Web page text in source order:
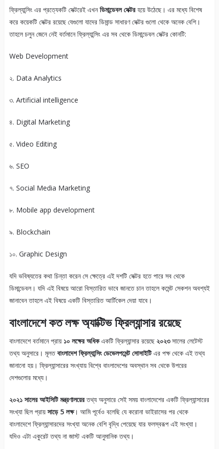
ফ্রিল্যান্সিং এর প্রত্যেকটি সেক্টরেই এখনডিমান্ডেবল সেক্টরহয়ে উঠেছে। এর মধ্যে বিশেষ
করে কয়েকটি সেক্টর রয়েছে যেগুলো যাদের ডিমান্ড সাধারণ সেক্টর গুলো থেকে অনেক বেশি।
তাহলে চলুন জেনে নেই বর্তমানে ফ্রিল্যান্সিং এর সব থেকে ডিমান্ডেবল সেক্টর কোনটি:
Web Development
২. Data Analytics
৩. Artificial intelligence
৪. Digital Marketing
৫. Video Editing
৬. SEO
৭. Social Media Marketing
৮. Mobile app development
৯. Blockchain
১০. Graphic Design
যদি ভবিষ্যতের কথা চিন্তা করেন সে ক্ষেত্রে এই দশটি সেক্টর হতে পারে সব থেকে
ডিমান্ডেবল। যদি এই বিষয়ে আরো বিস্তারিত ভাবে জানতে চান তাহলে কমেন্ট সেকশন অবশ্যই
জানাবেন তাহলে এই বিষয়ে একটি বিস্তারিত আর্টিকেল দেয়া যাবে।
বাংলাদেশে কত লক্ষ অ্যাক্টিভ ফ্রিল্যান্সার রয়েছে
বাংলাদেশে বর্তমানে প্রায় ১০ লক্ষের অধিকএকটি ফ্রিল্যান্সার রয়েছে ২০২৩সালের লেটেস্ট
তথ্য অনুসারে। মূলতবাংলাদেশ ফ্রিল্যান্সিং ডেভেলপমেন্ট সোসাইটিএর পক্ষ থেকে এই তথ্য
জানানো হয়। ফ্রিল্যান্সারের সংখ্যায় বিশ্বে বাংলাদেশের অবস্থান সব থেকে উপরের
দেশগুলোর মধ্যে।
২০২১ সালের আইসিটি মন্ত্রণালয়েরতথ্য অনুসারে সেই সময় বাংলাদেশের একটি ফ্রিল্যান্সারের
সংখ্যা ছিল প্রায় সাড়ে 5 লক্ষ। আমি পূর্বেও বলেছি যে করোনা ভাইরাসের পর থেকে
বাংলাদেশে ফ্রিল্যান্সারদের সংখ্যা অনেক বেশি বৃদ্ধি পেয়েছে যার ফলস্বরূপ এই সংখ্যা।
যদিও এটা একুরেট তথ্য না জাস্ট একটি আনুমানিক তথ্য।